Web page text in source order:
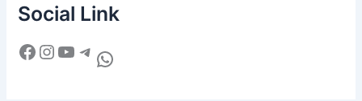
Social Link